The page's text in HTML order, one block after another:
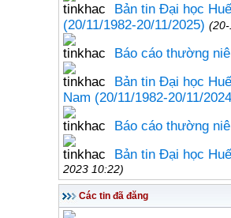
Bản tin Đại học
(20/11/1982-20/11/2025)
Báo cáo thường
Bản tin Đại học
Nam (20/11/1982-20/11/
Báo cáo thường
Bản tin Đại học
2023 10:22)
Các tin đã đăng